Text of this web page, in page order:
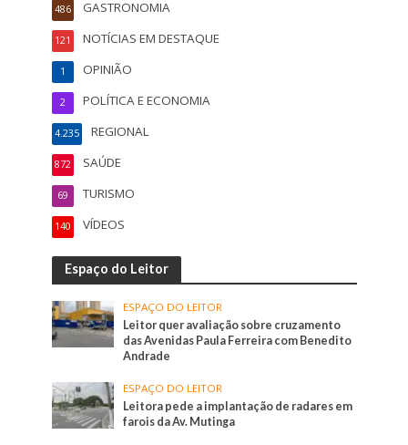
GASTRONOMIA
486
NOTÍCIAS EM DESTAQUE
121
OPINIÃO
1
POLÍTICA E ECONOMIA
2
REGIONAL
4.235
SAÚDE
872
TURISMO
69
VÍDEOS
140
Espaço do Leitor
ESPAÇO DO LEITOR
Leitor quer avaliação sobre cruzamento
das Avenidas Paula Ferreira com Benedito
Andrade
ESPAÇO DO LEITOR
Leitora pede a implantação de radares em
farois da Av. Mutinga